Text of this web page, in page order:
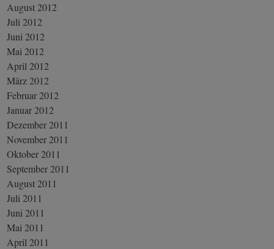
August 2012
Juli 2012
Juni 2012
Mai 2012
April 2012
März 2012
Februar 2012
Januar 2012
Dezember 2011
November 2011
Oktober 2011
September 2011
August 2011
Juli 2011
Juni 2011
Mai 2011
April 2011